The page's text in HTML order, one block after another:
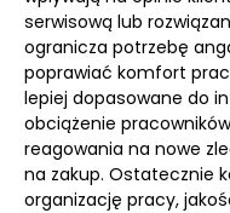
serwisową lub
ogranicza potrzebę
poprawiać komfort
lepiej dopasowane do
obciążenie
reagowania na nowe
na zakup. Ostatecznie
organizację pracy,